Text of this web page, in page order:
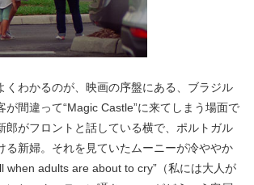
くわかるのが、映画の序盤にある、ブラジル
が間違って“Magic Castle”に来てしまう場面で
郎がフロントと話している横で、ポルトガル
る新婦。それを見ていたムーニーが冷ややか
when adults are about to cry”（私には大人が